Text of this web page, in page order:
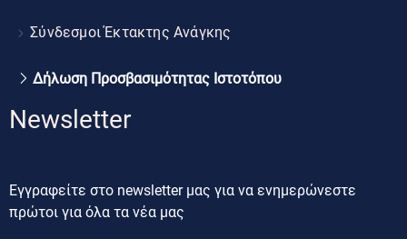
Σύνδεσμοι Έκτακτης Ανάγκης
Δήλωση Προσβασιμότητας Ιστοτόπου
Newsletter
Εγγραφείτε στο newsletter μας για να ενημερώνεστε
πρώτοι για όλα τα νέα μας